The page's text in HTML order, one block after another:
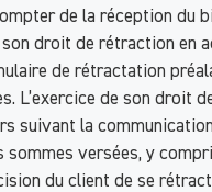
de la réception du
droit de rétraction en
de rétractation
L’exercice de son
suivant la
versées, y
du client de se